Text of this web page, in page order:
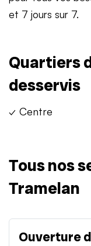
et 7 jours sur 7.
Quartiers
desservis
✓ Centre
Tous nos
Tramelan
Ouverture